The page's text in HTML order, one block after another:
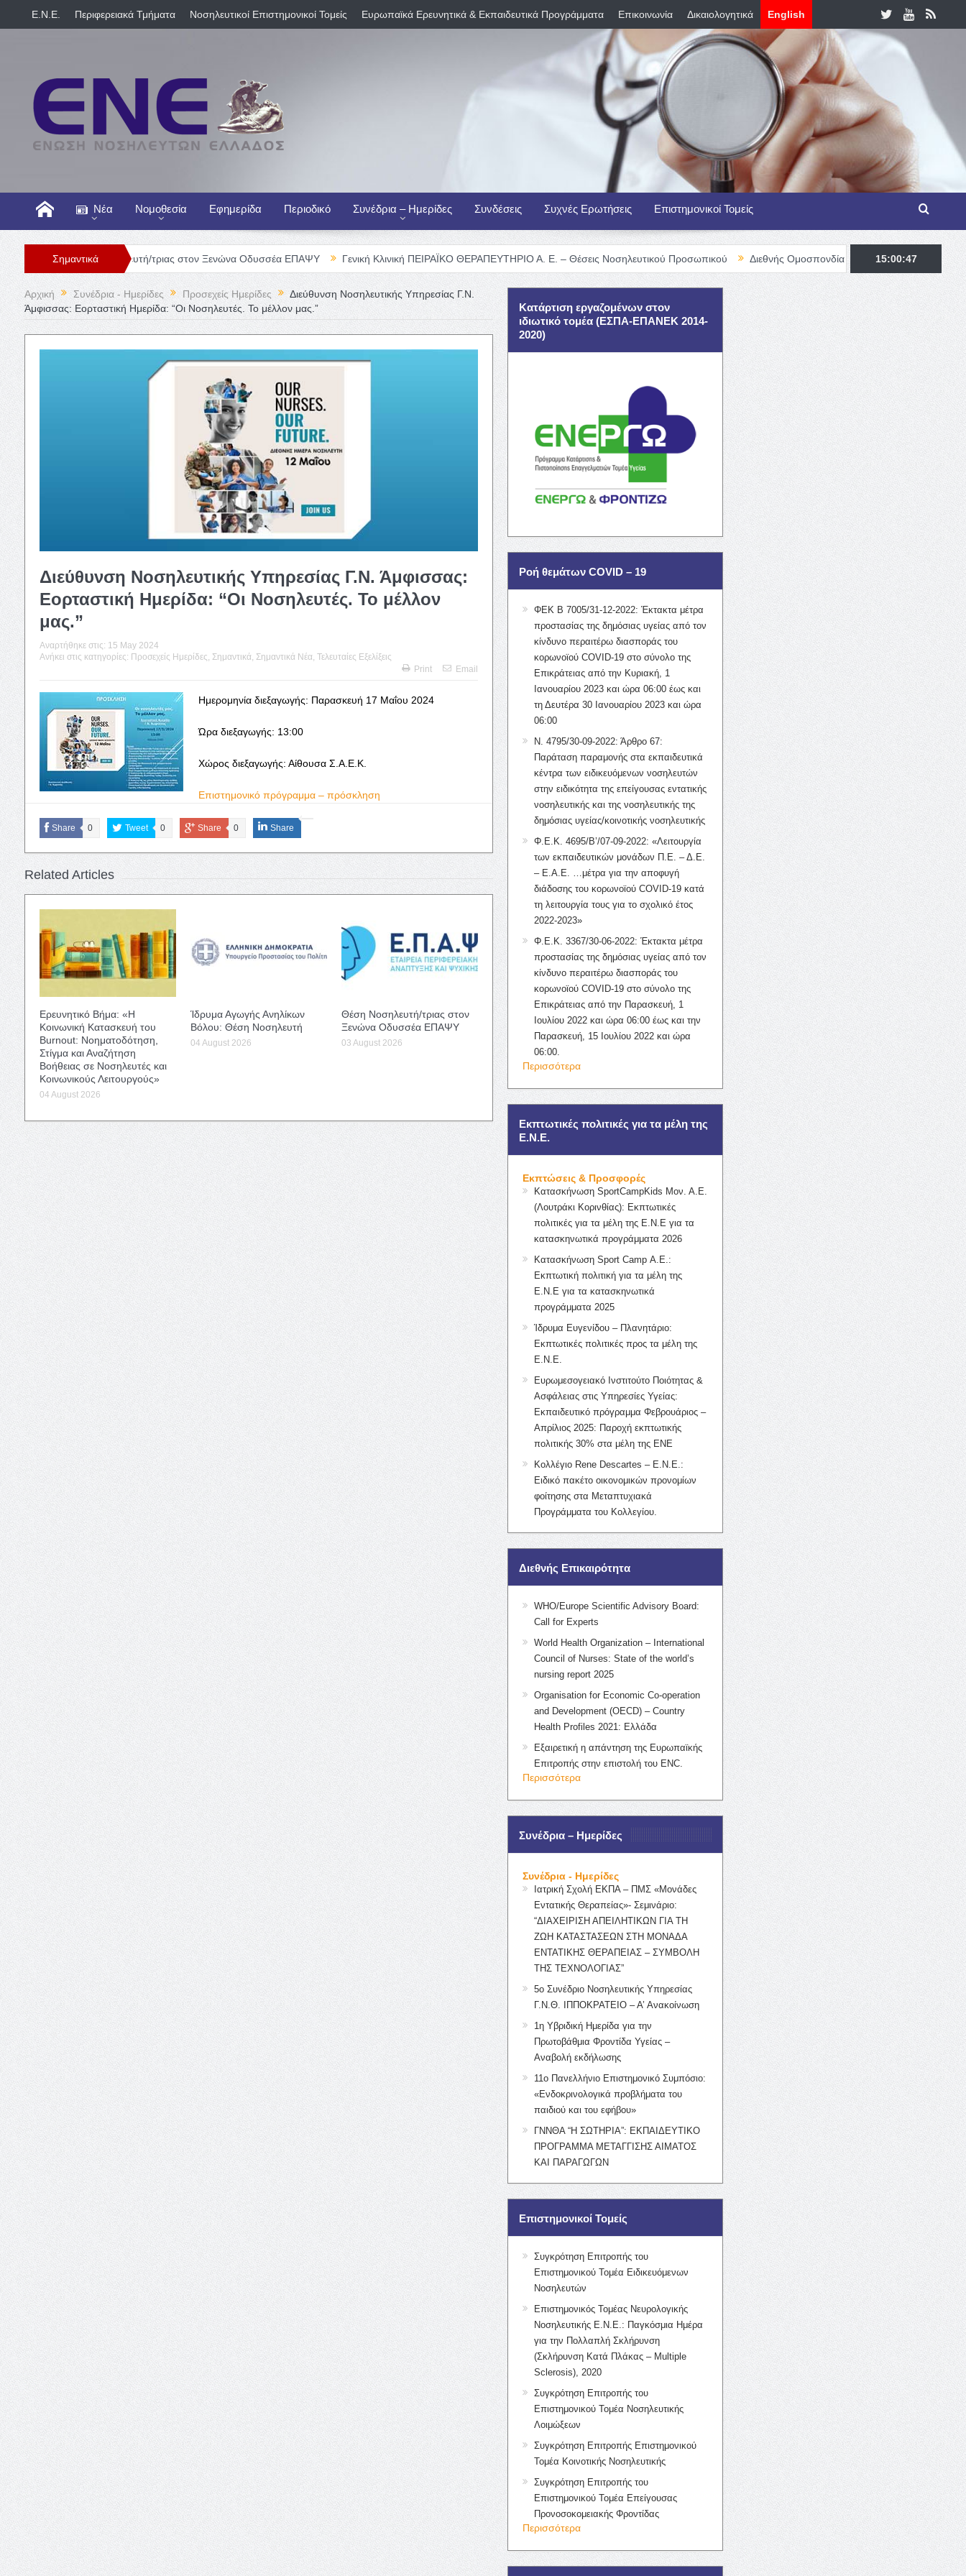
E.N.E. Περιφερειακά Τμήματα Νοσηλευτικοί Επιστημονικοί Τομείς Ευρωπαϊκά Ερευνητικά & Εκπαιδευτικά Προγράμματα Επικοινωνία Δικαιολογητικά English
Νέα Νομοθεσία Εφημερίδα Περιοδικό Συνέδρια – Ημερίδες Συνδέσεις Συχνές Ερωτήσεις Επιστημονικοί Τομείς
Σημαντικά
Θέση Νοσηλευτή/τριας στον Ξενώνα Οδυσσέα ΕΠΑΨΥ Γενική Κλινική ΠΕΙΡΑΪΚΟ ΘΕΡΑΠΕΥΤΗΡΙΟ Α. Ε. – Θέσεις Νοσηλευτικού Προσωπικού Διεθνής Ομοσπονδία Θαλασσαιμίας – TIF Fellowship
15:00:49
Αρχική Συνέδρια - Ημερίδες Προσεχείς Ημερίδες
Διεύθυνση Νοσηλευτικής Υπηρεσίας Γ.Ν.
Άμφισσας: Εορταστική Ημερίδα: “Οι Νοσηλευτές. Το μέλλον μας.”
Διεύθυνση Νοσηλευτικής Υπηρεσίας Γ.Ν. Άμφισσας:
Εορταστική Ημερίδα: “Οι Νοσηλευτές. Το μέλλον
μας.”
Αναρτήθηκε στις: 15 May 2024
Ανήκει στις κατηγορίες: Προσεχείς Ημερίδες Σημαντικά Σημαντικά Νέα Τελευταίες Εξελίξεις
Print
Email
Ημερομηνία διεξαγωγής: Παρασκευή 17 Μαΐου 2024
Ώρα διεξαγωγής: 13:00
Χώρος διεξαγωγής: Αίθουσα Σ.Α.Ε.Κ.
Επιστημονικό πρόγραμμα – πρόσκληση
Share 0 Tweet 0 Share 0 Share
Related Articles
Ερευνητικό Βήμα: «Η
Κοινωνική Κατασκευή του
Burnout: Νοηματοδότηση,
Στίγμα και Αναζήτηση
Βοήθειας σε Νοσηλευτές και
Κοινωνικούς Λειτουργούς»
04 August 2026
Ίδρυμα Αγωγής Ανηλίκων
Βόλου: Θέση Νοσηλευτή
04 August 2026
Θέση Νοσηλευτή/τριας στον
Ξενώνα Οδυσσέα ΕΠΑΨΥ
03 August 2026
Κατάρτιση εργαζομένων στον
ιδιωτικό τομέα (ΕΣΠΑ-ΕΠΑΝΕΚ 2014-
2020)
Ροή θεμάτων COVID – 19
ΦΕΚ Β 7005/31-12-2022: Έκτακτα μέτρα
προστασίας της δημόσιας υγείας από τον
κίνδυνο περαιτέρω διασποράς του
κορωνοϊού COVID-19 στο σύνολο της
Επικράτειας από την Κυριακή, 1
Ιανουαρίου 2023 και ώρα 06:00 έως και
τη Δευτέρα 30 Ιανουαρίου 2023 και ώρα
06:00
Ν. 4795/30-09-2022: Άρθρο 67:
Παράταση παραμονής στα εκπαιδευτικά
κέντρα των ειδικευόμενων νοσηλευτών
στην ειδικότητα της επείγουσας εντατικής
νοσηλευτικής και της νοσηλευτικής της
δημόσιας υγείας/κοινοτικής νοσηλευτικής
Φ.Ε.Κ. 4695/Β’/07-09-2022: «Λειτουργία
των εκπαιδευτικών μονάδων Π.Ε. – Δ.Ε.
– Ε.Α.Ε. …μέτρα για την αποφυγή
διάδοσης του κορωνοϊού COVID-19 κατά
τη λειτουργία τους για το σχολικό έτος
2022-2023»
Φ.Ε.Κ. 3367/30-06-2022: Έκτακτα μέτρα
προστασίας της δημόσιας υγείας από τον
κίνδυνο περαιτέρω διασποράς του
κορωνοϊού COVID-19 στο σύνολο της
Επικράτειας από την Παρασκευή, 1
Ιουλίου 2022 και ώρα 06:00 έως και την
Παρασκευή, 15 Ιουλίου 2022 και ώρα
06:00.
Περισσότερα
Εκπτωτικές πολιτικές για τα μέλη της
Ε.Ν.Ε.
Εκπτώσεις & Προσφορές
Κατασκήνωση SportCampKids Μον. Α.Ε.
(Λουτράκι Κορινθίας): Εκπτωτικές
πολιτικές για τα μέλη της Ε.Ν.Ε για τα
κατασκηνωτικά προγράμματα 2026
Κατασκήνωση Sport Camp Α.Ε.:
Εκπτωτική πολιτική για τα μέλη της
Ε.Ν.Ε για τα κατασκηνωτικά
προγράμματα 2025
Ίδρυμα Ευγενίδου – Πλανητάριο:
Εκπτωτικές πολιτικές προς τα μέλη της
Ε.Ν.Ε.
Ευρωμεσογειακό Ινστιτούτο Ποιότητας &
Ασφάλειας στις Υπηρεσίες Υγείας:
Εκπαιδευτικό πρόγραμμα Φεβρουάριος –
Απρίλιος 2025: Παροχή εκπτωτικής
πολιτικής 30% στα μέλη της ΕΝΕ
Κολλέγιο Rene Descartes – Ε.Ν.Ε.:
Ειδικό πακέτο οικονομικών προνομίων
φοίτησης στα Μεταπτυχιακά
Προγράμματα του Κολλεγίου.
Διεθνής Επικαιρότητα
WHO/Europe Scientific Advisory Board:
Call for Experts
World Health Organization – International
Council of Nurses: State of the world’s
nursing report 2025
Organisation for Economic Co-operation
and Development (OECD) – Country
Health Profiles 2021: Ελλάδα
Εξαιρετική η απάντηση της Ευρωπαϊκής
Επιτροπής στην επιστολή του ENC.
Περισσότερα
Συνέδρια – Ημερίδες
Συνέδρια - Ημερίδες
Ιατρική Σχολή ΕΚΠΑ – ΠΜΣ «Μονάδες
Εντατικής Θεραπείας»- Σεμινάριο:
“ΔΙΑΧΕΙΡΙΣΗ ΑΠΕΙΛΗΤΙΚΩΝ ΓΙΑ ΤΗ
ΖΩΗ ΚΑΤΑΣΤΑΣΕΩΝ ΣΤΗ ΜΟΝΑΔΑ
ΕΝΤΑΤΙΚΗΣ ΘΕΡΑΠΕΙΑΣ – ΣΥΜΒΟΛΗ
ΤΗΣ ΤΕΧΝΟΛΟΓΙΑΣ”
5ο Συνέδριο Νοσηλευτικής Υπηρεσίας
Γ.Ν.Θ. ΙΠΠΟΚΡΑΤΕΙΟ – Α’ Ανακοίνωση
1η Υβριδική Ημερίδα για την
Πρωτοβάθμια Φροντίδα Υγείας –
Αναβολή εκδήλωσης
11ο Πανελλήνιο Επιστημονικό Συμπόσιο:
«Ενδοκρινολογικά προβλήματα του
παιδιού και του εφήβου»
ΓΝΝΘΑ “Η ΣΩΤΗΡΙΑ”: ΕΚΠΑΙΔΕΥΤΙΚΟ
ΠΡΟΓΡΑΜΜΑ ΜΕΤΑΓΓΙΣΗΣ ΑΙΜΑΤΟΣ
ΚΑΙ ΠΑΡΑΓΩΓΩΝ
Επιστημονικοί Τομείς
Συγκρότηση Επιτροπής του
Επιστημονικού Τομέα Ειδικευόμενων
Νοσηλευτών
Επιστημονικός Τομέας Νευρολογικής
Νοσηλευτικής Ε.Ν.Ε.: Παγκόσμια Ημέρα
για την Πολλαπλή Σκλήρυνση
(Σκλήρυνση Κατά Πλάκας – Multiple
Sclerosis), 2020
Συγκρότηση Επιτροπής του
Επιστημονικού Τομέα Νοσηλευτικής
Λοιμώξεων
Συγκρότηση Επιτροπής Επιστημονικού
Τομέα Κοινοτικής Νοσηλευτικής
Συγκρότηση Επιτροπής του
Επιστημονικού Τομέα Επείγουσας
Προνοσοκομειακής Φροντίδας
Περισσότερα